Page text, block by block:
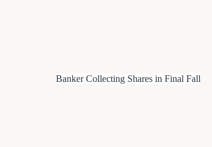
Banker Collecting Shares in Final Fall